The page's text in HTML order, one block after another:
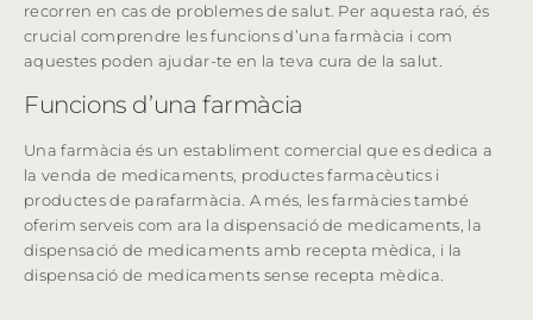
recorren en cas de problemes de salut. Per aquesta raó, és
crucial comprendre les funcions d’una farmàcia i com
aquestes poden ajudar-te en la teva cura de la salut.
Funcions d’una farmàcia
Una farmàcia és un establiment comercial que es dedica a
la venda de medicaments, productes farmacèutics i
productes de parafarmàcia. A més, les farmàcies també
oferim serveis com ara la dispensació de medicaments, la
dispensació de medicaments amb recepta mèdica, i la
dispensació de medicaments sense recepta mèdica.